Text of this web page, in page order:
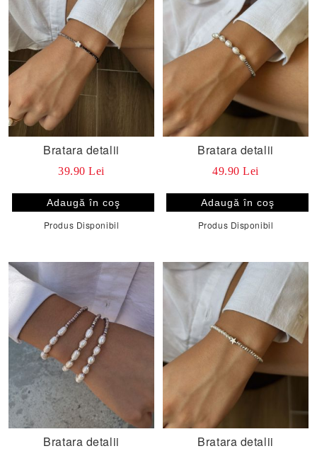
Bratara detalii
39.90 Lei
Produs Disponibil
Bratara detalii
49.90 Lei
Produs Disponibil
Bratara detalii Bratara detalii